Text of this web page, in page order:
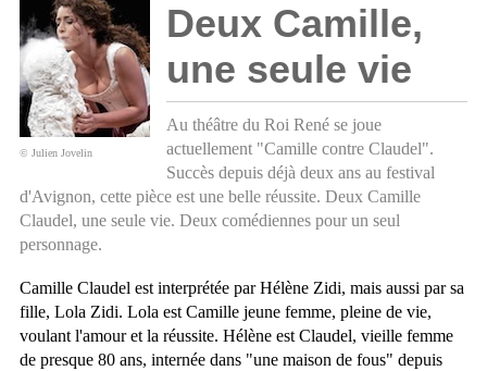
© Julien Jovelin
Deux Camille,
une seule vie
Au théâtre du Roi René se joue
actuellement "Camille contre Claudel".
Succès depuis déjà deux ans au festival
d'Avignon, cette pièce est une belle réussite. Deux Camille
Claudel, une seule vie. Deux comédiennes pour un seul
personnage.
Camille Claudel est interprétée par Hélène Zidi, mais aussi par sa
fille, Lola Zidi. Lola est Camille jeune femme, pleine de vie,
voulant l'amour et la réussite. Hélène est Claudel, vieille femme
de presque 80 ans, internée dans "une maison de fous" depuis